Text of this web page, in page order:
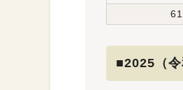
■2025（